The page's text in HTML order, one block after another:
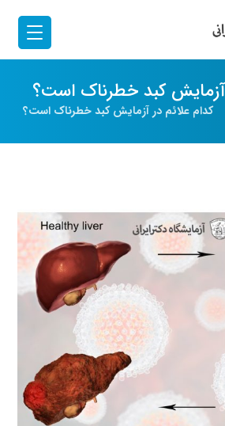
آزمایش کبد خطرناک است؟
کدام علائم در آزمایش کبد خطرناک است؟